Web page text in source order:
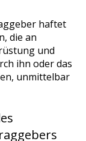
haftet
die an
und
ihn oder das
unmittelbar